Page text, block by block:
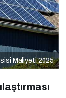
Maliyeti 2025